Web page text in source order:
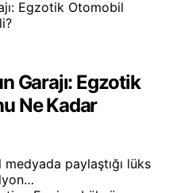
Garajı: Egzotik
Ne Kadar
paylaştığı lüks